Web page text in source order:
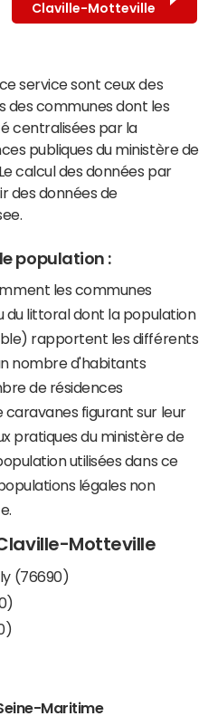
Claville-Motteville
service sont ceux des
des communes dont les
centralisées par la
publiques du ministère de
calcul des données par
des données de
population :
les communes
du littoral dont la population
rapportent les différents
nombre d'habitants
de résidences
caravanes figurant sur leur
pratiques du ministère de
utilisées dans ce
légales non
Motteville
(76690)
Maritime